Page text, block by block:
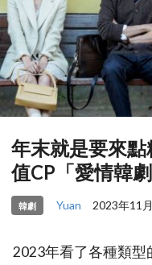
年末就是要來
值CP「愛情韓
韓劇 Yuan 2023年11
2023年看了各種類